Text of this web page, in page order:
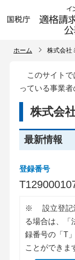
ホーム 株式会社
このサイト
っている事業者
株式会
最新情報
登録番号
T12900010
※
設立登記
る場合は、「
録番号の「T
ことができま